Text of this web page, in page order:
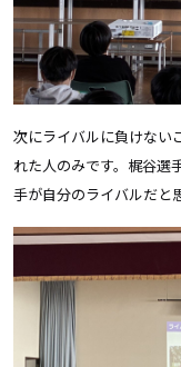
次にライバルに負けない
れた人のみです。梶谷選
手が自分のライバルだと